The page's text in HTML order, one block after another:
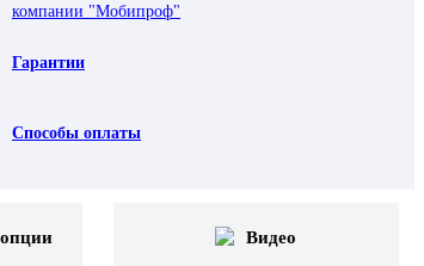
компании "Мобипроф"
Гарантии
Способы оплаты
Видео